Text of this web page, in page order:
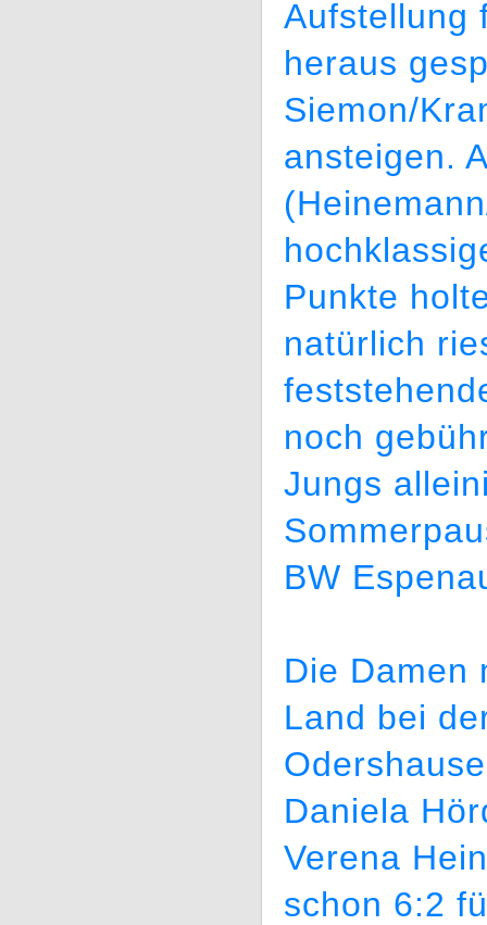
Aufstellung
heraus
Siemon/
ansteigen.
Punkte
natürlich
noch
Jungs
BW
Die Damen
Land bei
Daniela
Verena
schon 6:2